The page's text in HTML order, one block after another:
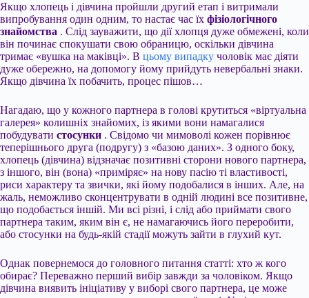
Якщо хлопець і дівчина пройшли другий етап і витримали
випробування один одним, то настає час їх фізіологічного
знайомства . Слід зауважити, що дії хлопця дуже обмежені, коли
він починає спокушати свою обраницю, оскільки дівчина
тримає «вушка на маківці». В цьому випадку чоловік має діяти
дуже обережно, на допомогу йому прийдуть невербальні знаки.
Якщо дівчина їх побачить, процес пішов…
Нагадаю, що у кожного партнера в голові крутиться «віртуальна
галерея» колишніх знайомих, із якими вони намагалися
побудувати стосунки . Свідомо чи мимоволі кожен порівнює
теперішнього друга (подругу) з «базою даних». З одного боку,
хлопець (дівчина) відзначає позитивні сторони нового партнера,
з іншого, він (вона) «приміряє» на нову пасію ті властивості,
риси характеру та звички, які йому подобалися в інших. Але, на
жаль, неможливо сконцентрувати в одній людині все позитивне,
що подобається іншій. Ми всі різні, і слід або приймати свого
партнера таким, яким він є, не намагаючись його переробити,
або стосунки на будь-якій стадії можуть зайти в глухий кут.
Однак повернемося до головного питання статті: хто ж кого
обирає? Переважно перший вибір завжди за чоловіком. Якщо
дівчина виявить ініціативу у виборі свого партнера, це може